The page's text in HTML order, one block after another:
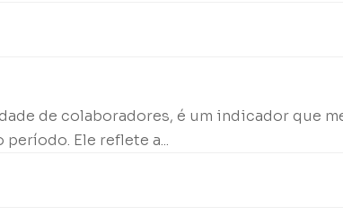
de colaboradores, é um indicador que
Ele reflete a...